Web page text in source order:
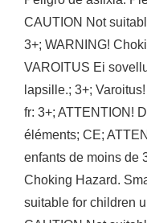
CAUTION Not
3+; WARNING!
VAROITUS Ei
lapsille.; 3+;
fr: 3+; ATTENTION!
éléments; CE;
enfants de moins de
Choking Hazard.
suitable for children